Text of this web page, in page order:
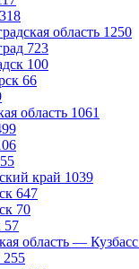
область 1250
723
100
66
область 1061
55
край 1039
647
70
57
область — Кузбасс
255